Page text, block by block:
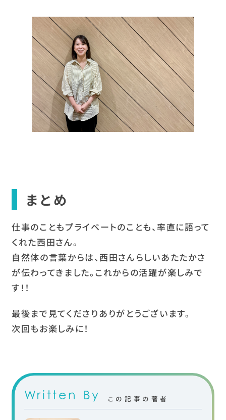
まとめ
仕事のこともプライベートのことも、率直に語って
くれた西田さん。
自然体の言葉からは、西田さんらしいあたたかさ
が伝わってきました。これからの活躍が楽しみで
す！！
最後まで見てくださりありがとうございます。
次回もお楽しみに！
Written By この記事の著者